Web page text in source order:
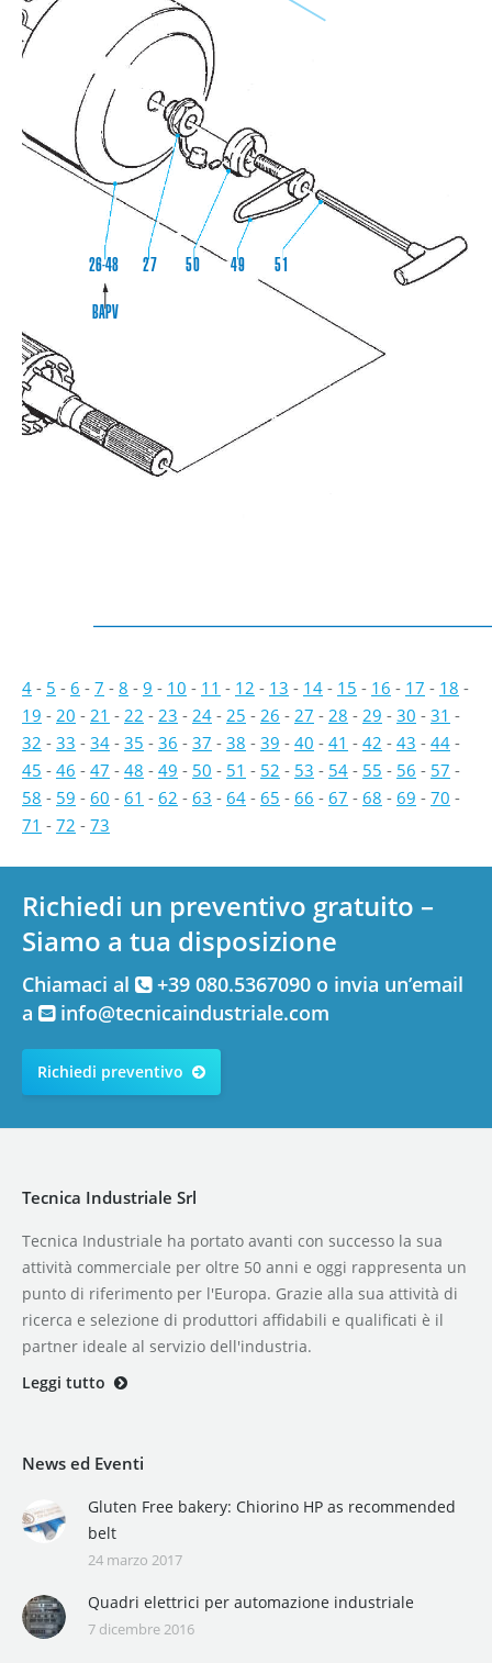
BAPV
26-48 27 50 49 51
4 - 5 - 6 - 7 - 8 - 9 - 10 - 11 - 12 - 13 - 14 - 15 - 16 - 17 - 18 -
19 - 20 - 21 - 22 - 23 - 24 - 25 - 26 - 27 - 28 - 29 - 30 - 31 -
32 - 33 - 34 - 35 - 36 - 37 - 38 - 39 - 40 - 41 - 42 - 43 - 44 -
45 - 46 - 47 - 48 - 49 - 50 - 51 - 52 - 53 - 54 - 55 - 56 - 57 -
58 - 59 - 60 - 61 - 62 - 63 - 64 - 65 - 66 - 67 - 68 - 69 - 70 -
71 - 72 - 73
Richiedi un preventivo gratuito –
Siamo a tua disposizione
Chiamaci al
+39 080.5367090 o invia un’email
a
info@tecnicaindustriale.com
Richiedi preventivo
Tecnica Industriale Srl
Tecnica Industriale ha portato avanti con successo la sua
attività commerciale per oltre 50 anni e oggi rappresenta un
punto di riferimento per l'Europa. Grazie alla sua attività di
ricerca e selezione di produttori affidabili e qualificati è il
partner ideale al servizio dell'industria.
Leggi tutto
News ed Eventi
Gluten Free bakery: Chiorino HP as recommended
belt
24 marzo 2017
Quadri elettrici per automazione industriale
7 dicembre 2016